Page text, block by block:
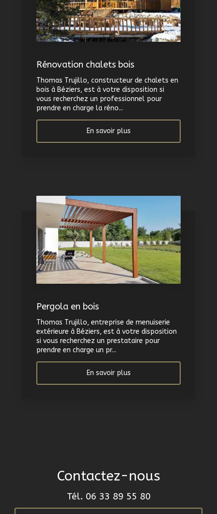
Rénovation chalets bois
Thomas Trujillo, constructeur de chalets en
bois à Béziers, est à votre disposition si
vous recherchez un professionnel pour
prendre en charge la réno...
En savoir plus
Pergola en bois
Thomas Trujillo, entreprise de menuiserie
extérieure à Béziers, est à votre disposition
si vous recherchez un prestataire pour
prendre en charge un pr...
En savoir plus
Contactez-nous
Tél. 06 33 89 55 80